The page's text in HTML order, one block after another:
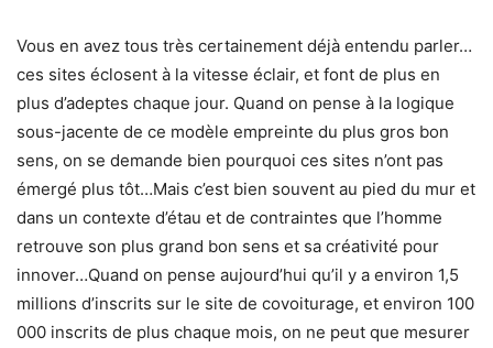
Vous en avez tous très certainement déjà entendu parler…
ces sites éclosent à la vitesse éclair, et font de plus en
plus d’adeptes chaque jour. Quand on pense à la logique
sous-jacente de ce modèle empreinte du plus gros bon
sens, on se demande bien pourquoi ces sites n’ont pas
émergé plus tôt…Mais c’est bien souvent au pied du mur et
dans un contexte d’étau et de contraintes que l’homme
retrouve son plus grand bon sens et sa créativité pour
innover…Quand on pense aujourd’hui qu’il y a environ 1,5
millions d’inscrits sur le site de covoiturage, et environ 100
000 inscrits de plus chaque mois, on ne peut que mesurer